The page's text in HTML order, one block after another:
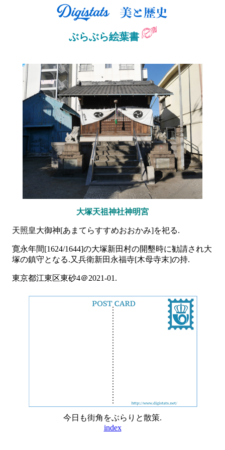
ぶらぶら絵葉書
大塚天祖神社神明宮
天照皇大御神[あまてらすすめおおかみ]を祀る.
寛永年間[1624/1644]の大塚新田村の開墾時に勧請され大
塚の鎮守となる.又兵衛新田永福寺[木母寺末]の持.
東京都江東区東砂4＠2021-01.
今日も街角をぶらりと散策.
index